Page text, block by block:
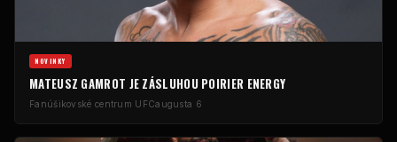
NOVINKY
MATEUSZ GAMROT JE ZÁSLUHOU POIRIER ENERGY
Fanúšikovské centrum UFCaugusta 6